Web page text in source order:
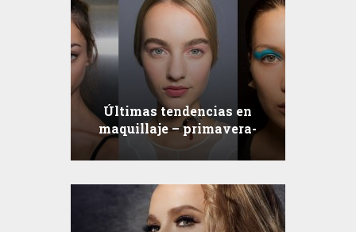
Últimas tendencias en
maquillaje – primavera-
verano 2016